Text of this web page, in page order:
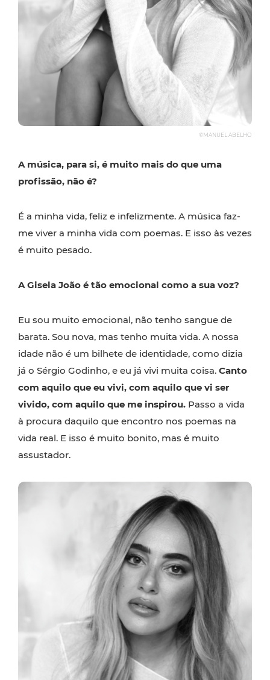
©MANUEL ABELHO
A música, para si, é muito mais do que uma
profissão, não é?
É a minha vida, feliz e infelizmente. A música faz-
me viver a minha vida com poemas. E isso às vezes
é muito pesado.
A Gisela João é tão emocional como a sua voz?
Eu sou muito emocional, não tenho sangue de
barata. Sou nova, mas tenho muita vida. A nossa
idade não é um bilhete de identidade, como dizia
já o Sérgio Godinho, e eu já vivi muita coisa. Canto
com aquilo que eu vivi, com aquilo que vi ser
vivido, com aquilo que me inspirou. Passo a vida
à procura daquilo que encontro nos poemas na
vida real. E isso é muito bonito, mas é muito
assustador.